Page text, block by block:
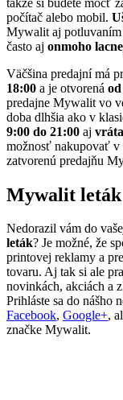
počítač alebo mobil.
Mywalit aj potluvaním
často aj onmoho
Väčšina predajní má
18:00 a je otvorená
predajne Mywalit vo
doba dlhšia ako v
9:00 do 21:00 aj
možnosť nakupovať v
zatvorenú predajňu
Mywalit leták
Nedorazil vám do
leták? Je možné, že
printovej reklamy a
tovaru. Aj tak si ale
novinkách, akciách a
Prihláste sa do nášho
Facebook, Google+,
značke Mywalit.